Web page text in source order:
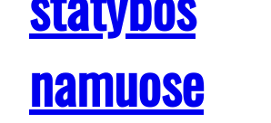
namuose